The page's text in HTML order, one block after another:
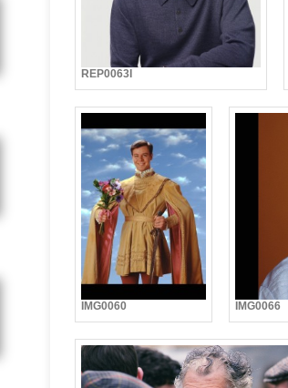
REP0063I
IMG0060 IMG0066